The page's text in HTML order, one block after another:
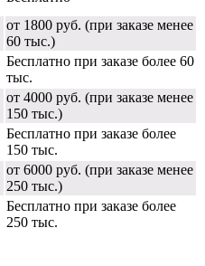
от 1800 руб. (при заказе менее
60 тыс.)
Бесплатно при заказе более 60
тыс.
от 4000 руб. (при заказе менее
150 тыс.)
Бесплатно при заказе более
150 тыс.
от 6000 руб. (при заказе менее
250 тыс.)
Бесплатно при заказе более
250 тыс.